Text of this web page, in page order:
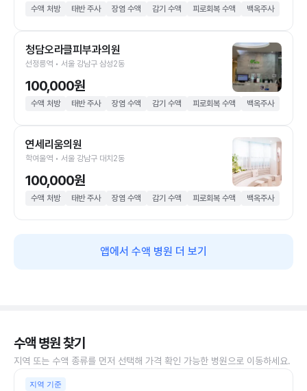
수액 처방 태반 주사 장염 수액 감기 수액 피로회복 수액 백옥주사
청담오라클피부과의원
선정릉역 • 서울 강남구 삼성2동
100,000원
수액 처방 태반 주사 장염 수액 감기 수액 피로회복 수액 백옥주사
연세리움의원
학여울역 • 서울 강남구 대치2동
100,000원
수액 처방 태반 주사 장염 수액 감기 수액 피로회복 수액 백옥주사
앱에서 수액 병원 더 보기
수액 병원 찾기
지역 또는 수액 종류를 먼저 선택해 가격 확인 가능한 병원으로 이동하세요.
지역 기준